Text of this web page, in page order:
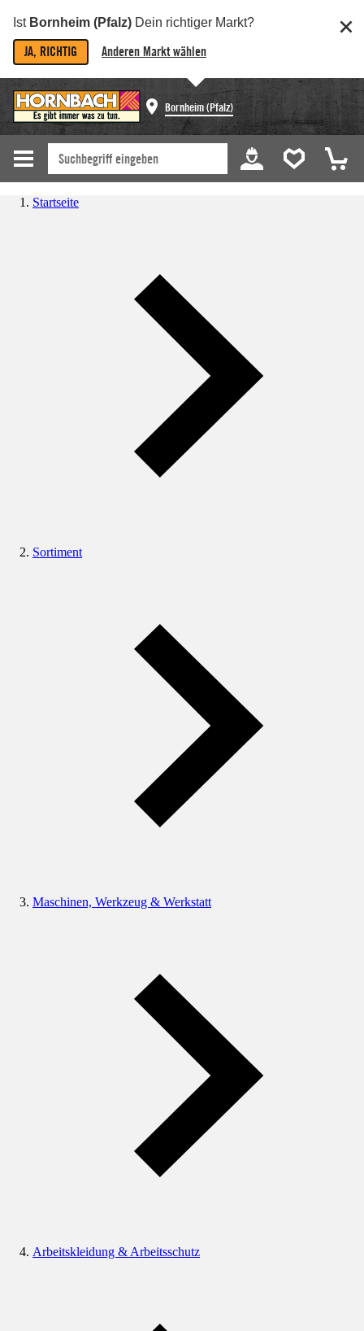
Ist Bornheim (Pfalz) Dein richtiger Markt?
JA, RICHTIG Anderen Markt wählen
Bornheim (Pfalz)
Startseite
Sortiment
Maschinen, Werkzeug & Werkstatt
Arbeitskleidung & Arbeitsschutz